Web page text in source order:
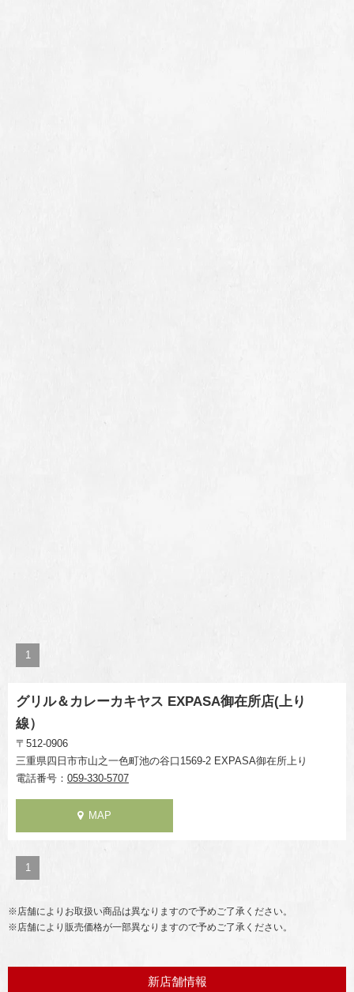
1
グリル＆カレーカキヤス EXPASA御在所店(上り
線）
〒512-0906
三重県四日市市山之一色町池の谷口1569-2 EXPASA御在所上り
電話番号： 059-330-5707
MAP
1
※店舗によりお取扱い商品は異なりますので予めご了承ください。
※店舗により販売価格が一部異なりますので予めご了承ください。
新店舗情報